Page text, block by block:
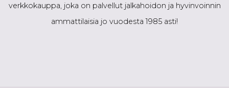
verkkokauppa, joka on palvellut jalkahoidon ja hyvinvoinnin
ammattilaisia jo vuodesta 1985 asti!